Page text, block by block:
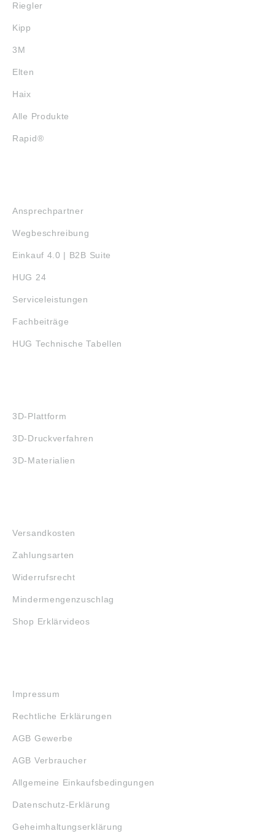
Riegler
Kipp
3M
Elten
Haix
Alle Produkte
Rapid®
Ansprechpartner
Wegbeschreibung
Einkauf 4.0 | B2B Suite
HUG 24
Serviceleistungen
Fachbeiträge
HUG Technische Tabellen
3D-Plattform
3D-Druckverfahren
3D-Materialien
Versandkosten
Zahlungsarten
Widerrufsrecht
Mindermengenzuschlag
Shop Erklärvideos
Impressum
Rechtliche Erklärungen
AGB Gewerbe
AGB Verbraucher
Allgemeine Einkaufsbedingungen
Datenschutz-Erklärung
Geheimhaltungserklärung